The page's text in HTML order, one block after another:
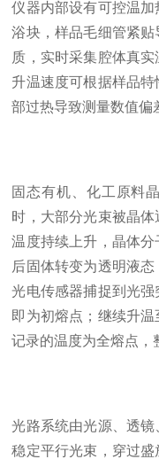
仪器内部设有可控温
浴块，样品毛细管紧
质，实时采集腔体真实
升温速度可根据样品
部过热导致测量数值偏
固态有机、化工原料
时，大部分光束被晶
温度持续上升，晶体
后固体转变为透明液
光电传感器捕捉到光强
即为初熔点；继续升
记录的温度为全熔点，
光路系统由光源、透
稳定平行光束，穿过盛